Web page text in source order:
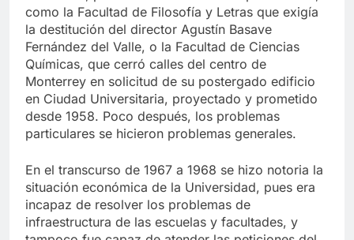
estudiantil, primero en comunidades particulares,
como la Facultad de Filosofía y Letras que exigía
la destitución del director Agustín Basave
Fernández del Valle, o la Facultad de Ciencias
Químicas, que cerró calles del centro de
Monterrey en solicitud de su postergado edificio
en Ciudad Universitaria, proyectado y prometido
desde 1958. Poco después, los problemas
En el transcurso de 1967 a 1968 se hizo notoria la
situación económica de la Universidad, pues era
incapaz de resolver los problemas de
infraestructura de las escuelas y facultades, y